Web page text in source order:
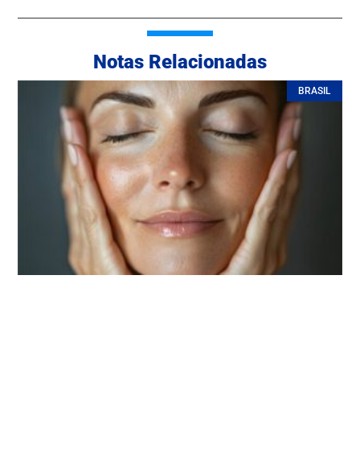
Notas Relacionadas
BRASIL